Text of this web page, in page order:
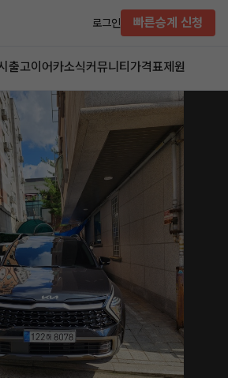
로그인 빠른승계 신청
출고이어카소식커뮤니티 가격표제원